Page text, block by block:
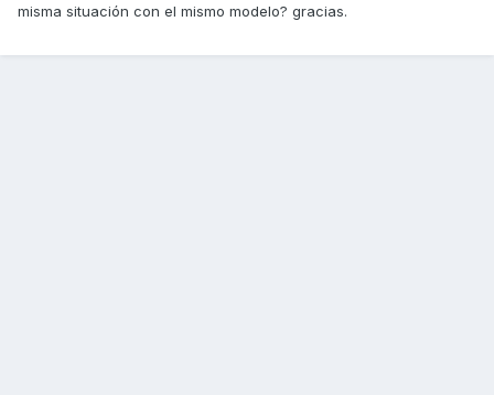
misma situación con el mismo modelo? gracias.